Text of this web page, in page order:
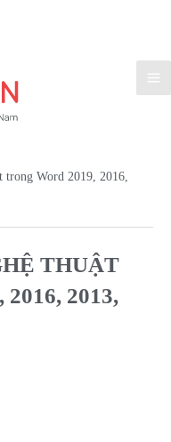
trong Word 2019, 2016,
THUẬT
2013,